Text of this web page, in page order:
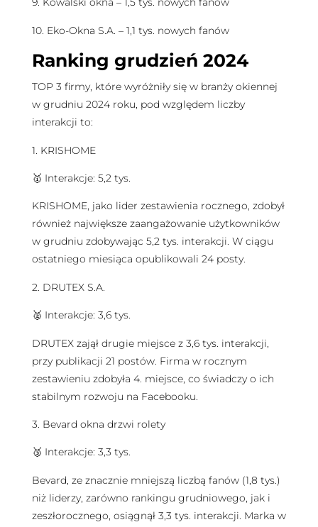
10. Eko-Okna S.A. – 1,1 tys. nowych fanów
Ranking grudzień 2024
TOP 3 firmy, które wyróżniły się w branży okiennej
w grudniu 2024 roku, pod względem liczby
interakcji to:
1. KRISHOME
🥇 Interakcje: 5,2 tys.
KRISHOME, jako lider zestawienia rocznego, zdobył
również największe zaangażowanie użytkowników
w grudniu zdobywając 5,2 tys. interakcji. W ciągu
ostatniego miesiąca opublikowali 24 posty.
2. DRUTEX S.A.
🥈 Interakcje: 3,6 tys.
DRUTEX zajął drugie miejsce z 3,6 tys. interakcji,
przy publikacji 21 postów. Firma w rocznym
zestawieniu zdobyła 4. miejsce, co świadczy o ich
stabilnym rozwoju na Facebooku.
3. Bevard okna drzwi rolety
🥉 Interakcje: 3,3 tys.
Bevard, ze znacznie mniejszą liczbą fanów (1,8 tys.)
niż liderzy, zarówno rankingu grudniowego, jak i
zeszłorocznego, osiągnął 3,3 tys. interakcji. Marka w